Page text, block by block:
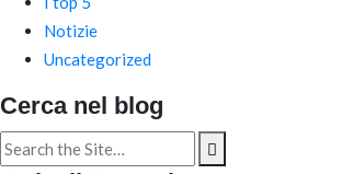
Notizie
Uncategorized
Cerca nel blog
Search